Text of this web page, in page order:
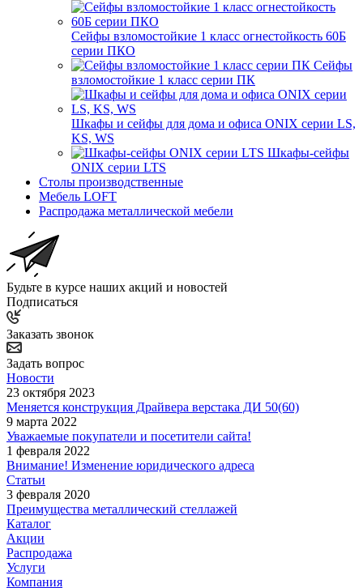
Сейфы взломостойкие 1 класс огнестойкость 60Б
серии ПКО
Сейфы
взломостойкие 1 класс серии ПК
Шкафы и сейфы для дома и офиса ONIX серии LS,
KS, WS
Шкафы-сейфы
ONIX серии LTS
Столы производственные
Мебель LOFT
Распродажа металлической мебели
Будьте в курсе наших акций и новостей
Подписаться
Заказать звонок
Задать вопрос
Новости
23 октября 2023
Меняется конструкция Драйвера верстака ДИ 50(60)
9 марта 2022
Уважаемые покупатели и посетители сайта!
1 февраля 2022
Внимание! Изменение юридического адреса
Статьи
3 февраля 2020
Преимущества металлический стеллажей
Каталог
Акции
Распродажа
Услуги
Компания